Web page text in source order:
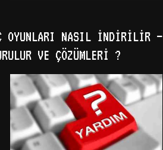
OYUNLARI NASIL İNDIRILIR –
VE ÇÖZÜMLERI ?